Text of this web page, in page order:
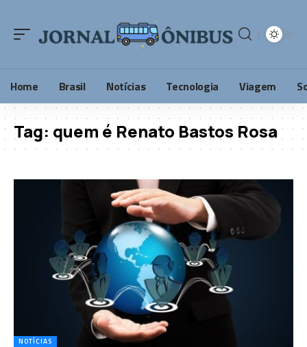
Home Brasil Notícias Tecnologia Viagem
Tag: quem é Renato Bastos Rosa
NOTÍCIAS